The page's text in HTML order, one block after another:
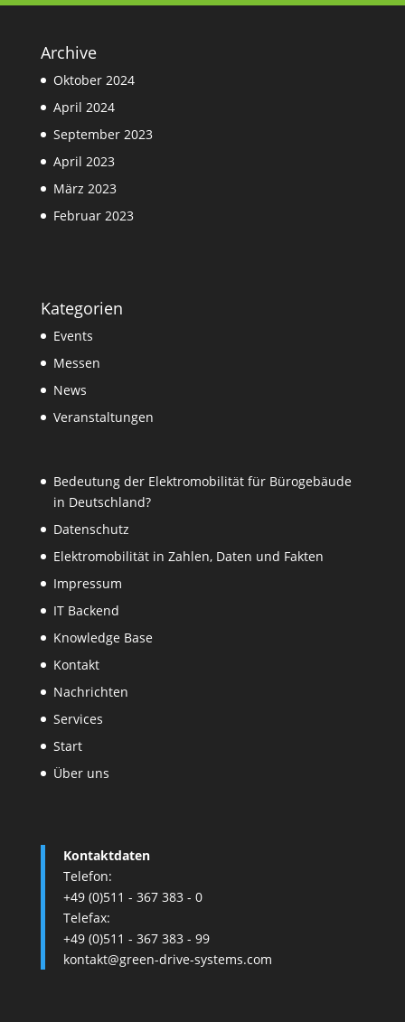
Archive
Oktober 2024
April 2024
September 2023
April 2023
März 2023
Februar 2023
Kategorien
Events
Messen
News
Veranstaltungen
Bedeutung der Elektromobilität für Bürogebäude
in Deutschland?
Datenschutz
Elektromobilität in Zahlen, Daten und Fakten
Impressum
IT Backend
Knowledge Base
Kontakt
Nachrichten
Services
Start
Über uns
Kontaktdaten
Telefon:
+49 (0)511 - 367 383 - 0
Telefax:
+49 (0)511 - 367 383 - 99
kontakt@green-drive-systems.com